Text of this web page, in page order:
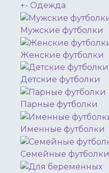
+- Одежда
Мужские футболки
Женские футболки
Детские футболки
Парные футболки
Именные футболки
Семейные футболки